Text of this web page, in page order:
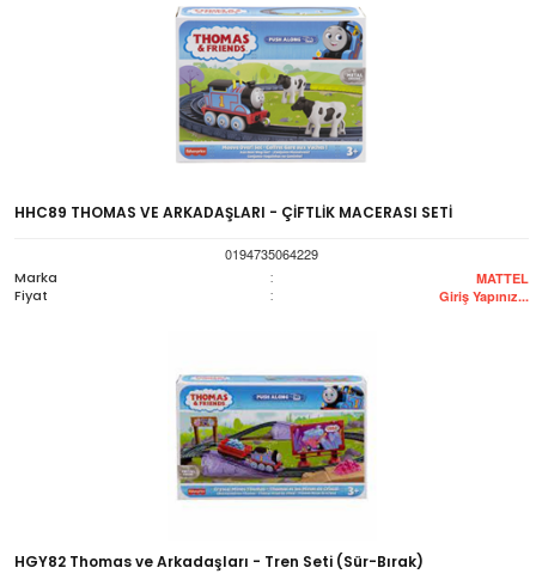
HHC89 THOMAS VE ARKADAŞLARI - ÇİFTLİK MACERASI SETİ
0194735064229
Marka
: MATTEL
Fiyat : Giriş Yapınız...
HGY82 Thomas ve Arkadaşları - Tren Seti (Sür-Bırak)